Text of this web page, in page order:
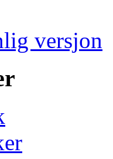
versjon